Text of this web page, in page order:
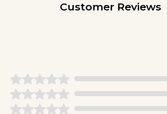
Customer Reviews